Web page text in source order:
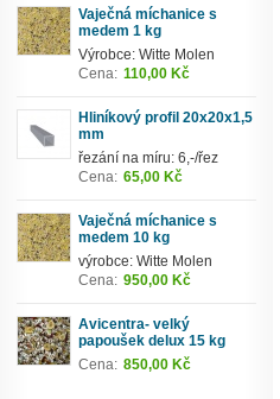
Vaječná míchanice s
medem 1 kg
Výrobce: Witte Molen
Cena: 110,00 Kč
Hliníkový profil 20x20x1,5
mm
řezání na míru: 6,-/řez
Cena: 65,00 Kč
Vaječná míchanice s
medem 10 kg
výrobce: Witte Molen
Cena: 950,00 Kč
Avicentra- velký
papoušek delux 15 kg
Cena: 850,00 Kč